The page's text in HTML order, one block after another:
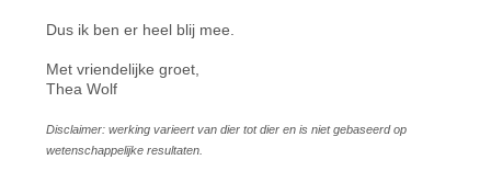
Dus ik ben er heel blij mee.
Met vriendelijke groet,
Thea Wolf
Disclaimer: werking varieert van dier tot dier en is niet gebaseerd op
wetenschappelijke resultaten.